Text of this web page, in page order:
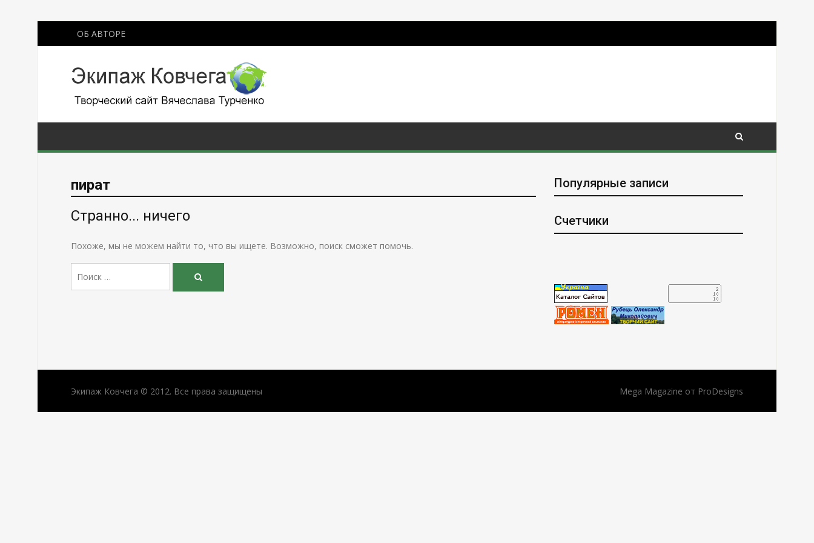
ОБ АВТОРЕ
пират
Странно... ничего
Похоже, мы не можем найти то, что вы ищете. Возможно, поиск сможет помочь.
Поиск
Популярные записи
Счетчики
Экипаж Ковчега © 2012. Все права защищены Mega Magazine от ProDesigns